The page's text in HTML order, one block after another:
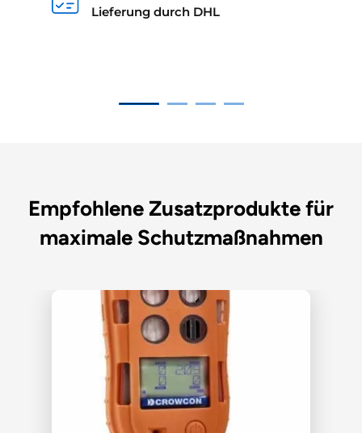
Lieferung durch DHL
Empfohlene Zusatzprodukte für
maximale Schutzmaßnahmen